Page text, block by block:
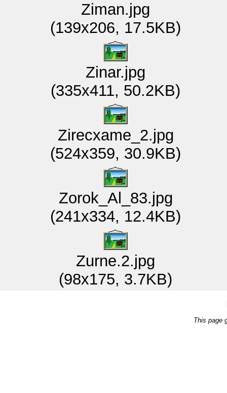
Ziman.jpg
(139x206, 17.5KB)
Zinar.jpg
(335x411, 50.2KB)
Zirecxame_2.jpg
(524x359, 30.9KB)
Zorok_Al_83.jpg
(241x334, 12.4KB)
Zurne.2.jpg
(98x175, 3.7KB)
This page